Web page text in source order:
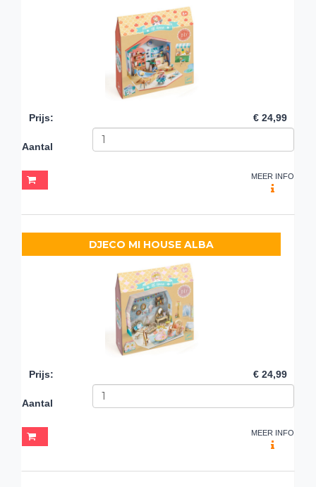
Prijs: € 24,99
Aantal
MEER INFO
DJECO MI HOUSE ALBA
Prijs: € 24,99
Aantal
MEER INFO